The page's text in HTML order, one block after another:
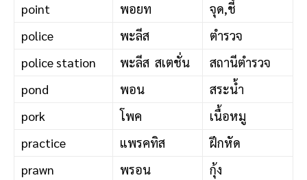
point
พอยท
จุด,ชี้
police
พะลีส
ตำรวจ
police station
พะลีส สเตชั่น
สถานีตำรวจ
pond
พอน
สระน้ำ
pork
โพค
เนื้อหมู
practice
แพรคทิส
ฝึกหัด
prawn
พรอน
กุ้ง